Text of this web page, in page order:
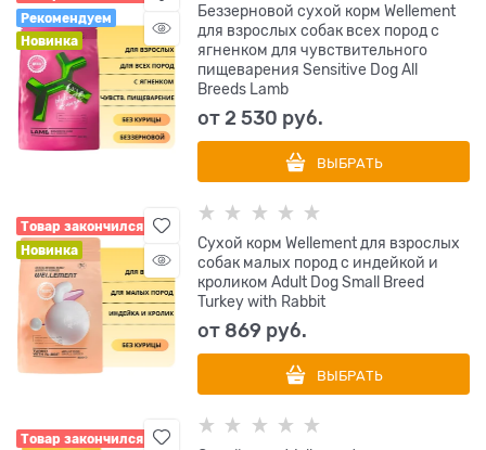
Рекомендуем
Новинка
Беззерновой сухой корм Wellement
для взрослых собак всех пород с
ягненком для чувствительного
пищеварения Sensitive Dog All
Breeds Lamb
от2 530 руб.
ВЫБРАТЬ
Товар закончился
Новинка
Сухой корм Wellement для взрослых
собак малых пород с индейкой и
кроликом Adult Dog Small Breed
Turkey with Rabbit
от 869 руб.
ВЫБРАТЬ
Товар закончился